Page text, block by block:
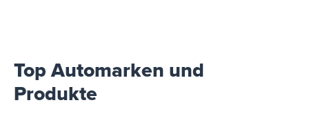
Top Automarken und
Produkte